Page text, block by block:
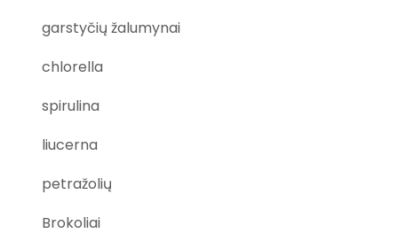
garstyčių žalumynai
chlorella
spirulina
liucerna
petražolių
Brokoliai